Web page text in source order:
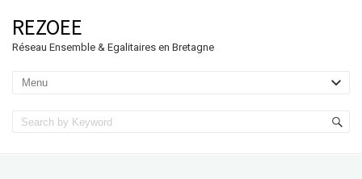
REZOEE
Réseau Ensemble & Egalitaires en Bretagne